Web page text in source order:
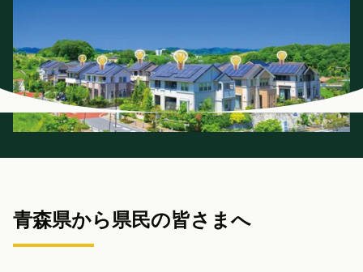
青森県から県民の皆さまへ